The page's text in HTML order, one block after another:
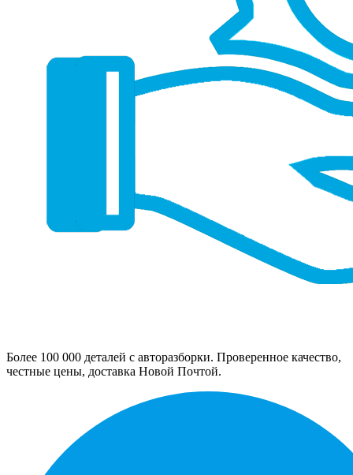
Более 100 000 деталей с авторазборки. Проверенное качество,
честные цены, доставка Новой Почтой.